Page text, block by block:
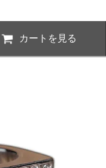
カートを見る